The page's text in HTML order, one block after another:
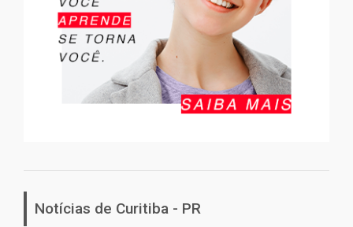
Notícias de Curitiba - PR